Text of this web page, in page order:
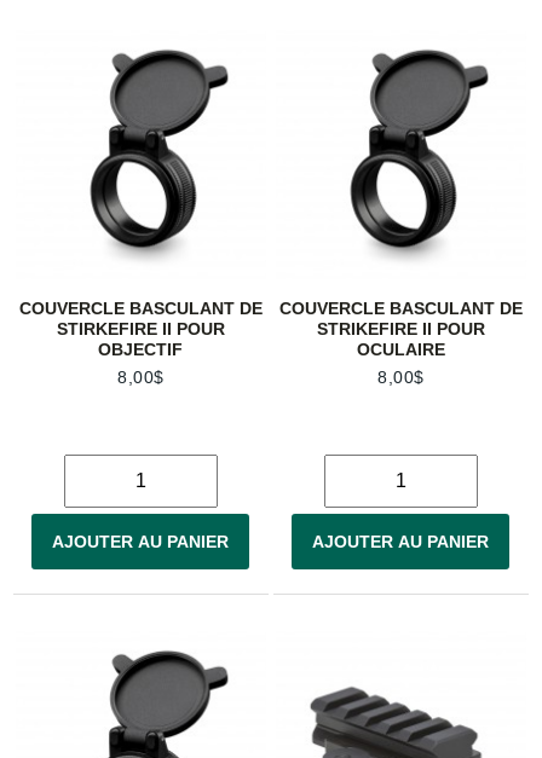
COUVERCLE BASCULANT DE
STIRKEFIRE II POUR
OBJECTIF
8,00$
AJOUTER AU PANIER
COUVERCLE BASCULANT DE
STRIKEFIRE II POUR
OCULAIRE
8,00$
AJOUTER AU PANIER